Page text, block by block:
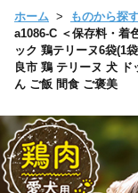
ホーム ものから探
a1086-C ＜保存料・着
ック 鶏テリーヌ6袋(1
良市 鶏 テリーヌ 犬
ん ご飯 間食 ご褒美